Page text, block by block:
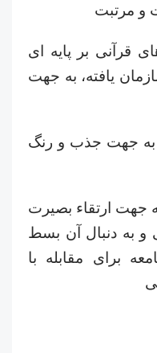
و مرتبت
قرآنی بر پایه ای
یافته، به جهت
به جهت جذب و رنگ
جهت ارتقاء بصیرت
به دنبال آن بسط
برای مقابله با